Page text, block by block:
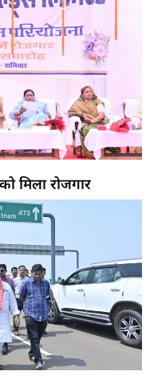
मिला रोजगार